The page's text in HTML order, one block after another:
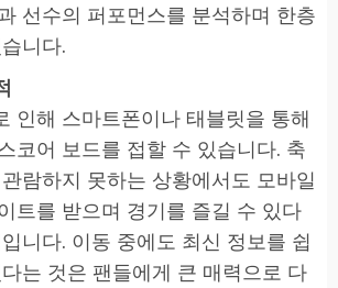
선수의 퍼포먼스를 분석하며 한층
니다.
인해 스마트폰이나 태블릿을 통해
코어 보드를 접할 수 있습니다. 축
람하지 못하는 상황에서도 모바일
트를 받으며 경기를 즐길 수 있다
니다. 이동 중에도 최신 정보를 쉽
는 것은 팬들에게 큰 매력으로 다